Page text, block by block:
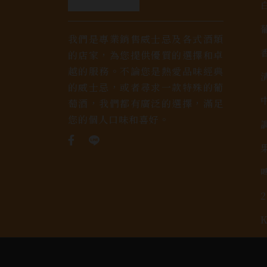
我們是專業銷售威士忌及各式酒類
的店家，為您提供優質的選擇和卓
越的服務。不論您是熱愛品味經典
的威士忌，或者尋求一款特殊的葡
萄酒，我們都有廣泛的選擇，滿足
您的個人口味和喜好。